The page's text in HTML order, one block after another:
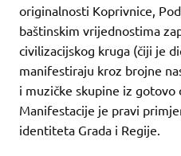
originalnosti Koprivnice,
baštinskim vrijednostima
civilizacijskog kruga (čiji je
manifestiraju kroz brojne
i muzičke skupine iz gotovo
Manifestacije je pravi
identiteta Grada i Regije.